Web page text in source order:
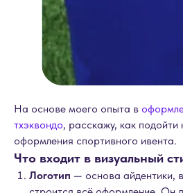
На основе моего опыта в
тхэквондо, расскажу, как подойти
оформления спортивного ивента.
Что входит в визуальный
Логотип — основа айдентики,